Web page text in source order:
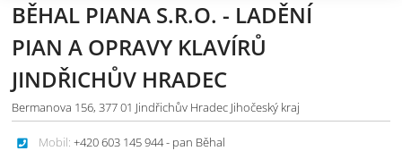
BĚHAL PIANA S.R.O. - LADĚNÍ
PIAN A OPRAVY KLAVÍRŮ
JINDŘICHŮV HRADEC
Bermanova 156, 377 01 Jindřichův Hradec Jihočeský kraj
Mobil: +420 603 145 944 - pan Běhal